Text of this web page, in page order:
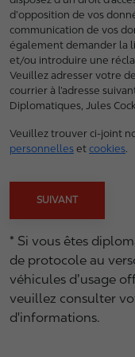
d’opposition de vos
communication de vos
également demander la
et/ou introduire une
Veuillez adresser votre
courrier à l’adresse
Diplomatiques, Jules
Veuillez trouver ci-joint
personnelles et cookies.
SUIVANT
* Si vous êtes
de protocole au
véhicules d’usage
veuillez consulter
d'informations.